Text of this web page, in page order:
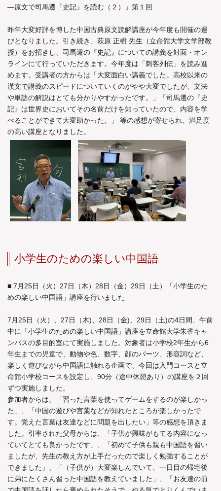
―原文で司馬遷『史記』を読む（２）」第１回
昨年大変好評を博した中国古典原文読解講座が今年度も開催の運
びとなりました。引き続き、萩原 正樹 先生（立命館大学文学部教
授）をお招きし、司馬遷の『史記』についての講義を対面・オン
ラインにて行っていただきます。今年度は「刺客列伝」を読み進
めます。受講者の方からは「大変面白い講義でした。高校以来の
漢文で講義のスピードについていくのがやや大変でしたが、文法
や単語の解説はとても分かりやすかったです。」「司馬遷の『史
記』は世界史においてその名前だけを知っていたので、内容を学
べることができて大変助かった。」 等の感想が寄せられ、満足度
の高い講座となりました。
小学生のための楽しい中国語
■ 7月25日（火）27日（木）28日（金）29日（土）「小学生のた
めの楽しい中国語」講座を行いました
7月25日（火）、27日（木)、28日（金)、29日（土)の4日間、午前
中に「小学生のための楽しい中国語」講座を立命館大学朱雀キャ
ンパスの多目的室にて実施しました。対象者は小学校2年生から6
年生までの児童で、動物や色、数字、顔のパーツ、形容詞など、
楽しく遊びながら中国語に触れる企画で、今回は入門コースと立
命館小学校コースを設定し、90分（途中休憩あり）の講座を２回
ずつ実施しました。
参加者からは、「習った言葉を使ってゲームをするのが楽しかっ
た」、「中国の遊びや言葉などが知れたところが楽しかったで
す。覚えた言葉は友達などに問題を出したい」等の感想を頂きま
した。引率された父母からは、「子供が興味がもてる内容になっ
ていてとても良かったです」、「初めて子供も親も中国語を習い
ましたが、先生の教え方が上手だったので楽しく勉強することが
できました」、「（子供が）大変楽しんでいて、一日目の帰宅後
に弟にたくさん習った中国語を教えていました」、「お友達の前